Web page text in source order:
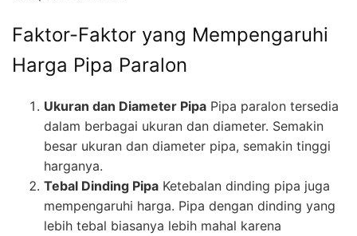
Faktor-Faktor yang Mempengaruhi
Harga Pipa Paralon
Ukuran dan Diameter Pipa Pipa paralon tersedia
dalam berbagai ukuran dan diameter. Semakin
besar ukuran dan diameter pipa, semakin tinggi
harganya.
Tebal Dinding Pipa Ketebalan dinding pipa juga
mempengaruhi harga. Pipa dengan dinding yang
lebih tebal biasanya lebih mahal karena